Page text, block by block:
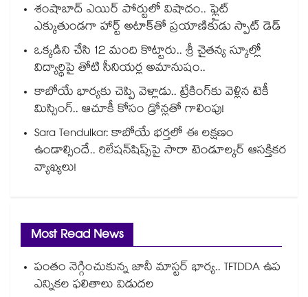
శంషాబాద్ ఎయిర్ పోర్టులో విషాదం.. ఫ్లైట్
ఎక్కుతుండగా హార్ట్ అటాక్⁭తో ప్రయాణికుడు స్పాట్ డెడ్
ఒక్కడిని చేసి 12 మంది కొట్టారు.. శ్రీ చైతన్య స్కూల్లో
విద్యార్థిపై తోటి సీనియర్ల అమానుషం..
కాబోయే భార్యకు చెప్పి వెళ్లాడు.. ట్రేకింగ్‌కు వెళ్లిన టెకీ
మిస్సింగ్.. ఆచూకీ కోసం డ్రోన్లతో గాలింపు!
Sara Tendulkar: కాబోయే భర్తలో ఈ లక్షణం
ఉండాల్సిందే.. రిలేషన్‌షిప్స్‌పై సారా టెండూల్కర్ ఆసక్తికర
వ్యాఖ్యలు!
Most Read News
పంతం నెగ్గించుకున్న జానీ మాస్టర్ భార్య.. TFTDDA ఉప
ఎన్నికల ఫలితాలు విడుదల